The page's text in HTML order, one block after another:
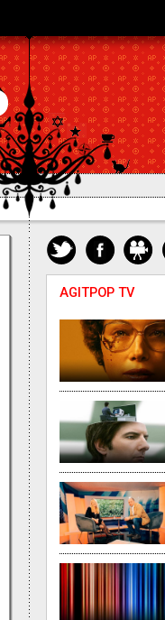
AGITPOP TV